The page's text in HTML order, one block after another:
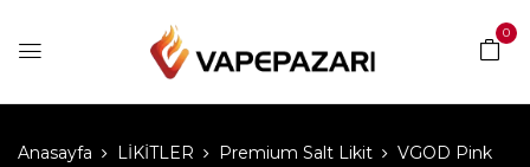
0
Anasayfa LİKİTLER Premium Salt Likit
VGOD Pink